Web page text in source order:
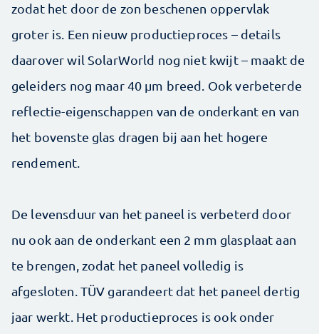
zodat het door de zon beschenen oppervlak
groter is. Een nieuw productieproces – details
daarover wil SolarWorld nog niet kwijt – maakt de
geleiders nog maar 40 μm breed. Ook verbeterde
reflectie-eigenschappen van de onderkant en van
het bovenste glas dragen bij aan het hogere
rendement.
De levensduur van het paneel is verbeterd door
nu ook aan de onderkant een 2 mm glasplaat aan
te brengen, zodat het paneel volledig is
afgesloten. TÜV garandeert dat het paneel dertig
jaar werkt. Het productieproces is ook onder